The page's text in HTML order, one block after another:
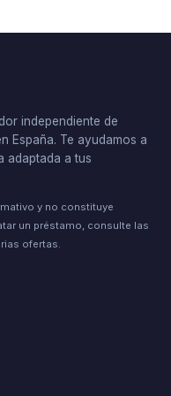
independiente de
España. Te ayudamos a
adaptada a tus
y no constituye
un préstamo, consulte las
ofertas.